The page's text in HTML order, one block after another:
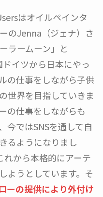
はオイルペインタ
のJenna（ジェナ）さ
ラームーン」と
イツから日本にやっ
の仕事をしながら子供
世界を目指していきま
の仕事をしながらも
今ではSNSを通して自
るようになりまし
れから本格的にアーテ
ようとしています。そ
ーの提供により外付け